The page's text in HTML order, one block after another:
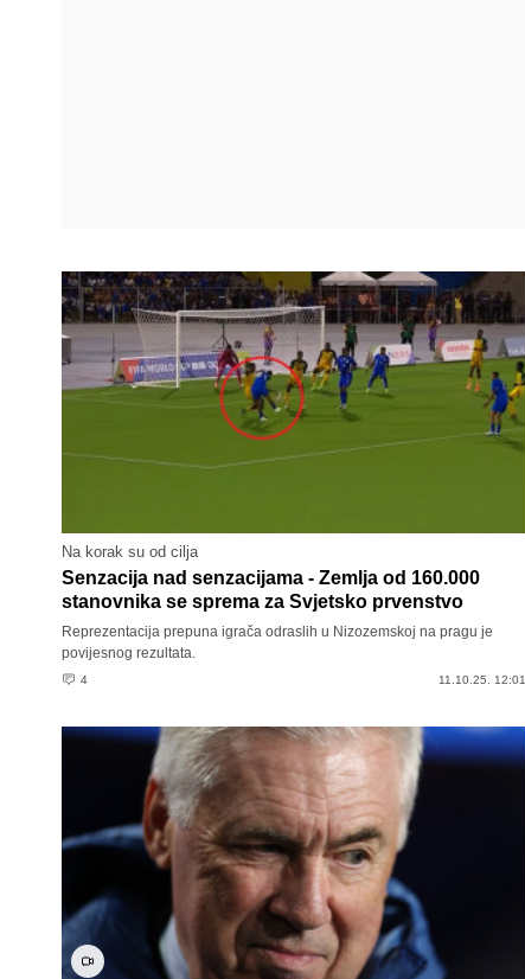
Na korak su od cilja
Senzacija nad senzacijama - Zemlja od 160.000
stanovnika se sprema za Svjetsko prvenstvo
Reprezentacija prepuna igrača odraslih u Nizozemskoj na pragu je
povijesnog rezultata.
4 11.10.25. 12:01